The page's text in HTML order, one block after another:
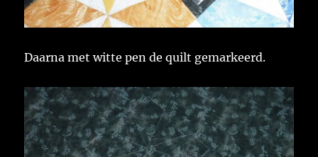
Daarna met witte pen de quilt gemarkeerd.